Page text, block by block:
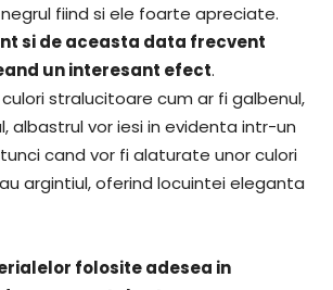
fiind si ele foarte apreciate.
si de aceasta data frecvent
un interesant efect.
stralucitoare cum ar fi galbenul,
albastrul vor iesi in evidenta intr-un
cand vor fi alaturate unor culori
argintiul, oferind locuintei eleganta
folosite adesea in